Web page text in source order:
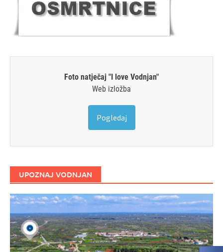
Foto natječaj "I love Vodnjan"
Web izložba
Pogledaj
UPOZNAJ VODNJAN